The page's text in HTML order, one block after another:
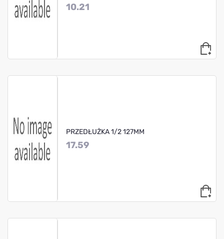
10.21
PRZEDŁUŻKA 1/2 127MM
17.59